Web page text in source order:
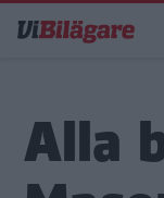
till
Alla